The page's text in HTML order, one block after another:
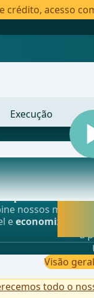
crédito, acesso
Execução
Vascular e
mais popular
- Sparflex
nossos
eeconomize até
a
Visão
todo o